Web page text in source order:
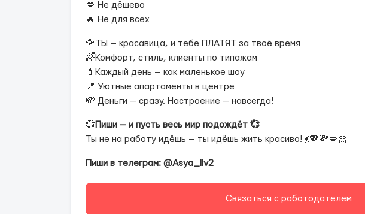
💋 Не дёшево
🔥 Не для всех
🌹ТЫ — красавица, и тебе ПЛАТЯТ за твоё время
🌈Комфорт, стиль, клиенты по типажам
💄Каждый день — как маленькое шоу
📍 Уютные апартаменты в центре
💸 Деньги — сразу. Настроение — навсегда!
💞 Пиши — и пусть весь мир подождёт 💞
Ты не на работу идёшь — ты идёшь жить красиво! 💃💖💸💋🎀
Пиши в телеграм: @Asya_llv2
Связаться с работодателем